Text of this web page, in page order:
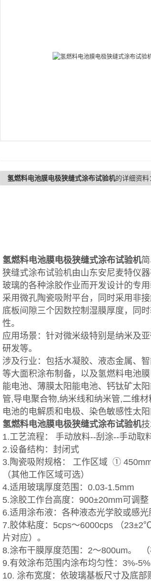
氢燃料电池膜电极狭缝式涂布试验机的详细资料
氢燃料电池膜电极狭缝式涂布试验机简
狭缝式涂布试验机由山东安尼麦特仪
玻璃的各种涂胶作业而开发设计的专
采用微孔陶瓷吸附平台，同时采用非
底板间隙三个因数控制湿膜厚度，同
性。
应用场景：针对微米级特别是纳米及
研发等。
涉及行业：包括水凝胶、液态金属、
等大面积涂布制备，以及氢燃料电池
能电池、薄膜太阳能电池、钙钛矿太
管,导电聚合物,纳米线和纳米管,二维
电池的电解质和电极、染色敏感性太
氢燃料电池膜电极狭缝式涂布试验机
1.工艺流程： 手动放料--刮涂--手动取
2.设备结构：封闭式
3.陶瓷吸附规格： 工作区域 ①
（其他工作区域可选）
4.适用玻璃厚度范围：0.03-1.5mm
5.涂胶工作台高度：900±20mm可调整
6.适用涂布液：各种液态光学胶或感光
7.胶体粘度：5cps～6000cps （
片对应）。
8.涂布干膜厚度范围：2～800um。
9.有效涂布范围内涂布均匀性：3%-
10. 涂布宽度：依玻璃基板尺寸及底部